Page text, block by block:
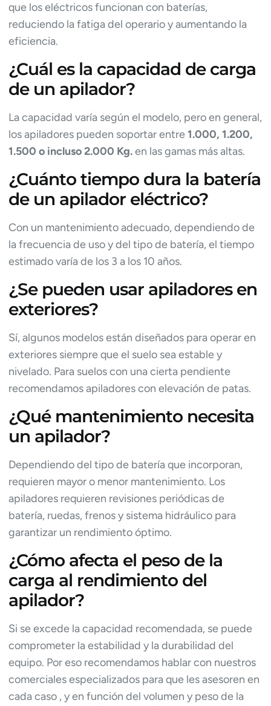
que los eléctricos funcionan con baterías,
reduciendo la fatiga del operario y aumentando la
eficiencia.
¿Cuál es la capacidad de carga
de un apilador?
La capacidad varía según el modelo, pero en general,
los apiladores pueden soportar entre 1.000, 1.200,
1.500 o incluso 2.000 Kg.en las gamas más altas.
¿Cuánto tiempo dura la batería
de un apilador eléctrico?
Con un mantenimiento adecuado, dependiendo de
la frecuencia de uso y del tipo de batería, el tiempo
estimado varía de los 3 a los 10 años.
¿Se pueden usar apiladores en
exteriores?
Sí, algunos modelos están diseñados para operar en
exteriores siempre que el suelo sea estable y
nivelado. Para suelos con una cierta pendiente
recomendamos apiladores con elevación de patas.
¿Qué mantenimiento necesita
un apilador?
Dependiendo del tipo de batería que incorporan,
requieren mayor o menor mantenimiento. Los
apiladores requieren revisiones periódicas de
batería, ruedas, frenos y sistema hidráulico para
garantizar un rendimiento óptimo.
¿Cómo afecta el peso de la
carga al rendimiento del
apilador?
Si se excede la capacidad recomendada, se puede
comprometer la estabilidad y la durabilidad del
equipo. Por eso recomendamos hablar con nuestros
comerciales especializados para que les asesoren en
cada caso , y en función del volumen y peso de la